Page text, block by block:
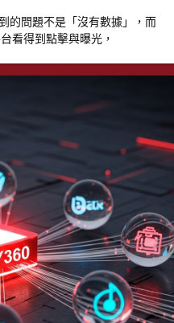
的問題不是「沒有數據」，而
看得到點擊與曝光，